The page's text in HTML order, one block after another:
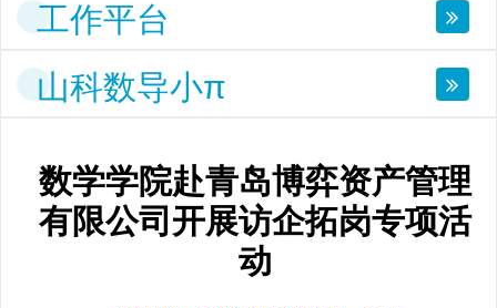
工作平台
山科数导小π
数学学院赴青岛博弈资产管理
有限公司开展访企拓岗专项活
动